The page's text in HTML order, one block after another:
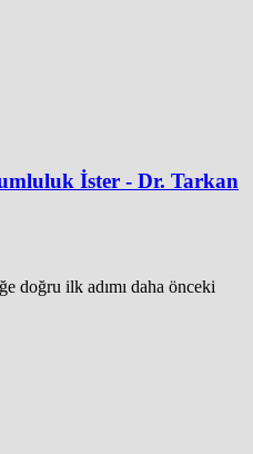
İster - Dr. Tarkan
doğru ilk adımı daha önceki